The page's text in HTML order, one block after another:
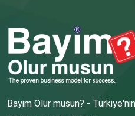
Bayim Olur musun? -